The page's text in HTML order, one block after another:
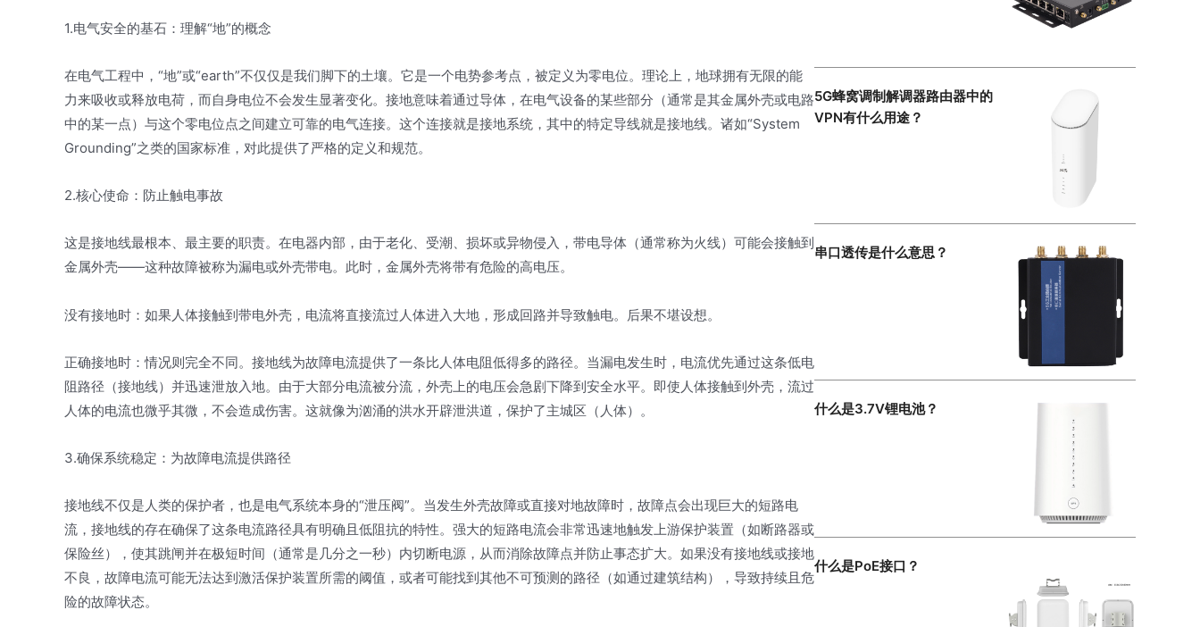
1.电气安全的基石：理解“地”的概念
在电气工程中，“地”或“earth”不仅仅是我们脚下的土壤。它是一个电势参考点，被定义为零电位。理论上，地球拥有无限的能
力来吸收或释放电荷，而自身电位不会发生显著变化。接地意味着通过导体，在电气设备的某些部分（通常是其金属外壳或电路
中的某一点）与这个零电位点之间建立可靠的电气连接。这个连接就是接地系统，其中的特定导线就是接地线。诸如“System
Grounding”之类的国家标准，对此提供了严格的定义和规范。
2.核心使命：防止触电事故
这是接地线最根本、最主要的职责。在电器内部，由于老化、受潮、损坏或异物侵入，带电导体（通常称为火线）可能会接触到
金属外壳——这种故障被称为漏电或外壳带电。此时，金属外壳将带有危险的高电压。
没有接地时：如果人体接触到带电外壳，电流将直接流过人体进入大地，形成回路并导致触电。后果不堪设想。
正确接地时：情况则完全不同。接地线为故障电流提供了一条比人体电阻低得多的路径。当漏电发生时，电流优先通过这条低电
阻路径（接地线）并迅速泄放入地。由于大部分电流被分流，外壳上的电压会急剧下降到安全水平。即使人体接触到外壳，流过
人体的电流也微乎其微，不会造成伤害。这就像为汹涌的洪水开辟泄洪道，保护了主城区（人体）。
3.确保系统稳定：为故障电流提供路径
接地线不仅是人类的保护者，也是电气系统本身的“泄压阀”。当发生外壳故障或直接对地故障时，故障点会出现巨大的短路电
流，接地线的存在确保了这条电流路径具有明确且低阻抗的特性。强大的短路电流会非常迅速地触发上游保护装置（如断路器或
保险丝），使其跳闸并在极短时间（通常是几分之一秒）内切断电源，从而消除故障点并防止事态扩大。如果没有接地线或接地
不良，故障电流可能无法达到激活保护装置所需的阈值，或者可能找到其他不可预测的路径（如通过建筑结构），导致持续且危
险的故障状态。
5G蜂窝调制解调器路由器中的
VPN有什么用途？
串口透传是什么意思？
什么是3.7V锂电池？
什么是PoE接口？